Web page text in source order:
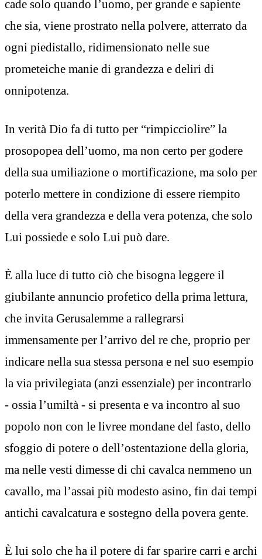
cade solo quando l’uomo, per grande e sapiente
che sia, viene prostrato nella polvere, atterrato da
ogni piedistallo, ridimensionato nelle sue
prometeiche manie di grandezza e deliri di
onnipotenza.
In verità Dio fa di tutto per “rimpicciolire” la
prosopopea dell’uomo, ma non certo per godere
della sua umiliazione o mortificazione, ma solo per
poterlo mettere in condizione di essere riempito
della vera grandezza e della vera potenza, che solo
Lui possiede e solo Lui può dare.
È alla luce di tutto ciò che bisogna leggere il
giubilante annuncio profetico della prima lettura,
che invita Gerusalemme a rallegrarsi
immensamente per l’arrivo del re che, proprio per
indicare nella sua stessa persona e nel suo esempio
la via privilegiata (anzi essenziale) per incontrarlo
- ossia l’umiltà - si presenta e va incontro al suo
popolo non con le livree mondane del fasto, dello
sfoggio di potere o dell’ostentazione della gloria,
ma nelle vesti dimesse di chi cavalca nemmeno un
cavallo, ma l’assai più modesto asino, fin dai tempi
antichi cavalcatura e sostegno della povera gente.
È lui solo che ha il potere di far sparire carri e archi